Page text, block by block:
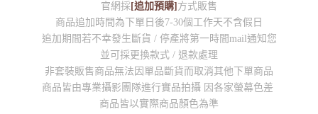
官網採 [追加預購] 方式販售
商品追加時間為下單日後7-30個工作天不含假日
追加期間若不幸發生斷貨 / 停產將第一時間mail通知您
並可採更換款式 / 退款處理
非套裝販售商品無法因單品斷貨而取消其他下單商品
商品皆由專業攝影團隊進行實品拍攝 因各家螢幕色差
商品皆以實際商品顏色為準